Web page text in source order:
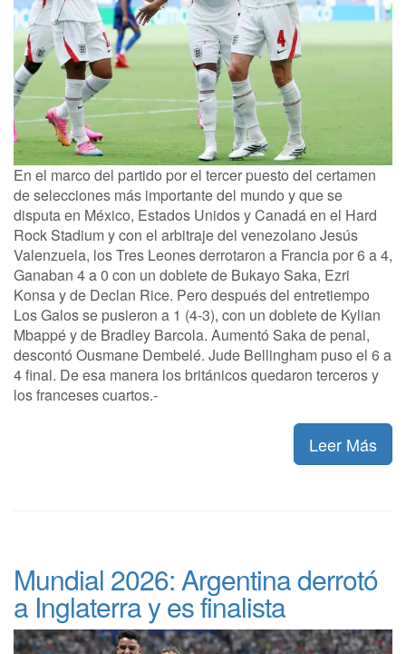
En el marco del partido por el tercer puesto del certamen
de selecciones más importante del mundo y que se
disputa en México, Estados Unidos y Canadá en el Hard
Rock Stadium y con el arbitraje del venezolano Jesús
Valenzuela, los Tres Leones derrotaron a Francia por 6 a 4,
Ganaban 4 a 0 con un doblete de Bukayo Saka, Ezri
Konsa y de Declan Rice. Pero después del entretiempo
Los Galos se pusieron a 1 (4-3), con un doblete de Kylian
Mbappé y de Bradley Barcola. Aumentó Saka de penal,
descontó Ousmane Dembelé. Jude Bellingham puso el 6 a
4 final. De esa manera los británicos quedaron terceros y
los franceses cuartos.-
Leer Más
Mundial 2026: Argentina derrotó
a Inglaterra y es finalista